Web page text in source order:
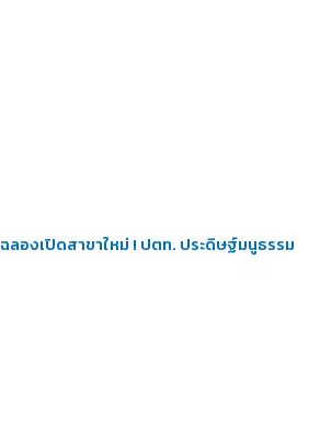
ฉลองเปิดสาขาใหม่ ! ปตท. ประดิษฐ์มนูธรรม